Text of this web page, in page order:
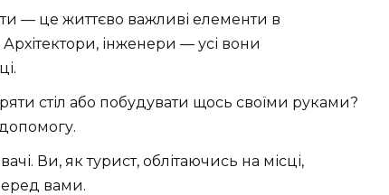
— це життєво важливі елементи в
інженери — усі вони
стіл або побудувати щось своїми руками?
Ви, як турист, облітаючись на місці,
вами.